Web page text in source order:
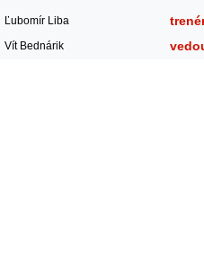
Ľubomír Liba
Vít Bednárik